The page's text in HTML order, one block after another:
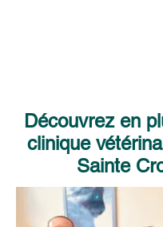
Découvrez en
clinique
Sainte